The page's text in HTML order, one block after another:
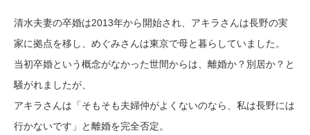
清水夫妻の卒婚は2013年から開始され、アキラさんは長野の実
家に拠点を移し、めぐみさんは東京で母と暮らしていました。
当初卒婚という概念がなかった世間からは、離婚か？別居か？と
騒がれましたが、
アキラさんは「そもそも夫婦仲がよくないのなら、私は長野には
行かないです」と離婚を完全否定。